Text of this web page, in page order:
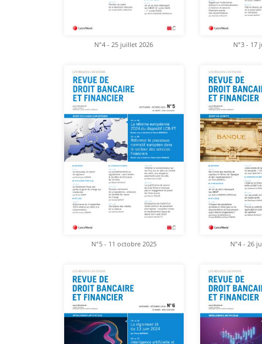
N°4 - 25 juillet 2026 N°3 - 17
N°5 - 11 octobre 2025 N°4 - 26